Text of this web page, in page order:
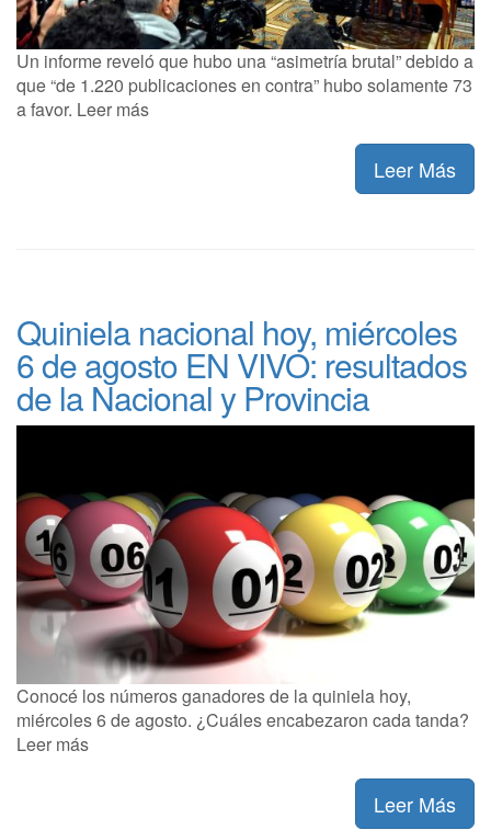
Un informe reveló que hubo una “asimetría brutal” debido a
que “de 1.220 publicaciones en contra” hubo solamente 73
a favor. Leer más
Leer Más
Quiniela nacional hoy, miércoles
6 de agosto EN VIVO: resultados
de la Nacional y Provincia
Conocé los números ganadores de la quiniela hoy,
miércoles 6 de agosto. ¿Cuáles encabezaron cada tanda?
Leer más
Leer Más